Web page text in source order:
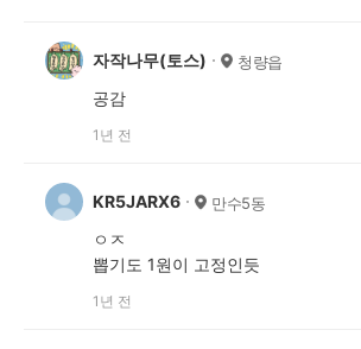
자작나무(토스) 청량읍
공감
1년 전
KR5JARX6 만수5동
ㅇㅈ
뽑기도 1원이 고정인듯
1년 전